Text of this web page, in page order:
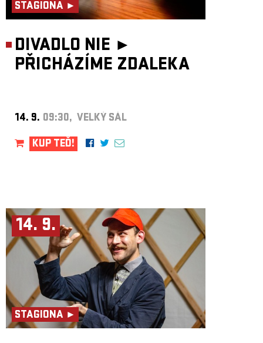
STAGIONA ►
DIVADLO NIE ►
PŘICHÁZÍME ZDALEKA
14. 9. 09:30, VELKÝ SÁL
KUP TEĎ!
14. 9.
STAGIONA ►